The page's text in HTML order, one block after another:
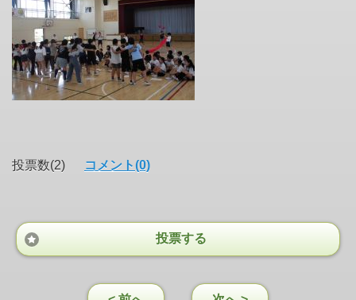
投票数(2) コメント(0)
投票する